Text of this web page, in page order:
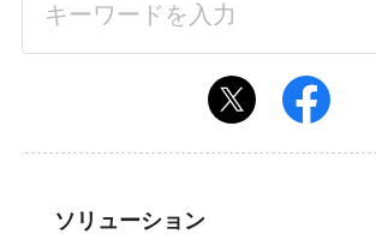
ソリューション